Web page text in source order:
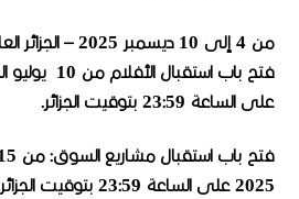
من 4 إلى ديسمبر الجزائر
فتح باب استقبال الأفلام من يوليو
على الساعة بتوقيت الجزائر.
فتح باب استقبال مشاريع السوق:من
2025 على الساعة بتوقيت الجزائر